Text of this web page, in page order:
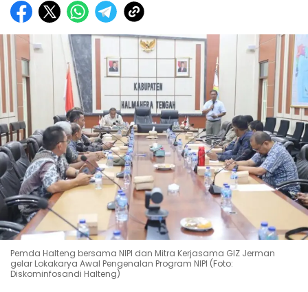
Pemda Halteng bersama NIPI dan Mitra Kerjasama GIZ Jerman
gelar Lokakarya Awal Pengenalan Program NIPI (Foto:
Diskominfosandi Halteng)